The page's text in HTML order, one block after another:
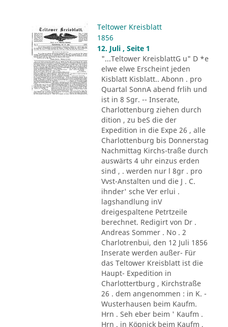
Teltower Kreisblatt
1856
12. Juli , Seite 1
"...Teltower KreisblattG u" D *e
elwe elwe Erscheint jeden
Kisblatt Kisblatt.. Abonn . pro
Quartal SonnA abend frlih und
ist in 8 Sgr. -- Inserate,
Charlottenburg ziehen durch
dition , zu beS die der
Expedition in die Expe 26 , alle
Charlottenburg bis Donnerstag
Nachmittag Kirchs-traße durch
auswärts 4 uhr einzus erden
sind , . werden nur l 8gr . pro
Vvst-Anstalten und die J . C.
ihnder' sche Ver erlui .
lagshandlung inV
dreigespaltene Petrtzeile
berechnet. Redigirt von Dr .
Andreas Sommer . No . 2
Charlotrenbui, den 12 Juli 1856
Inserate werden außer- Für
das Teltower Kreisblatt ist die
Haupt- Expedition in
Charlottertburg , Kirchstraße
26 . dem angenommen : in K. -
Wusterhausen beim Kaufm.
Hrn . Seh eber beim ' Kaufm .
Hrn . in Köpnick beim Kaufm ,